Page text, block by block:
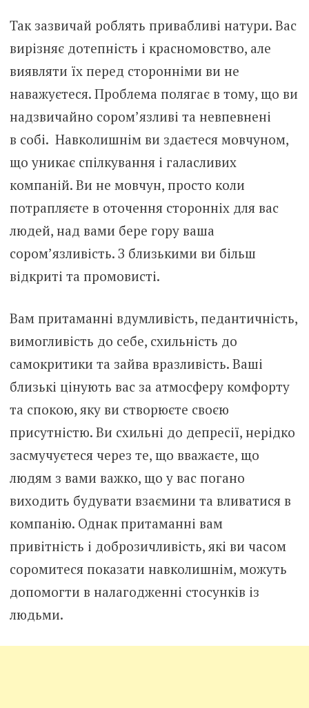
Так зазвичай роблять привабливі натури. Вас
вирізняє дотепність і красномовство, але
виявляти їх перед сторонніми ви не
наважуєтеся. Проблема полягає в тому, що ви
надзвичайно сором’язливі та невпевнені
в собі. Навколишнім ви здаєтеся мовчуном,
що уникає спілкування і галасливих
компаній. Ви не мовчун, просто коли
потрапляєте в оточення сторонніх для вас
людей, над вами бере гору ваша
сором’язливість. З близькими ви більш
відкриті та промовисті.
Вам притаманні вдумливість, педантичність,
вимогливість до себе, схильність до
самокритики та зайва вразливість. Ваші
близькі цінують вас за атмосферу комфорту
та спокою, яку ви створюєте своєю
присутністю. Ви схильні до депресії, нерідко
засмучуєтеся через те, що вважаєте, що
людям з вами важко, що у вас погано
виходить будувати взаємини та вливатися в
компанію. Однак притаманні вам
привітність і доброзичливість, які ви часом
соромитеся показати навколишнім, можуть
допомогти в налагодженні стосунків із
людьми.